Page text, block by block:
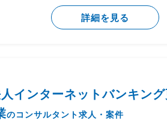
-開発BP社の進捗状況/障害解消状況/移行
-製造/単体/結合/総合テスト(3パラレル進
詳細を見る
インターネットバンキン
のコンサルタント求人・案件